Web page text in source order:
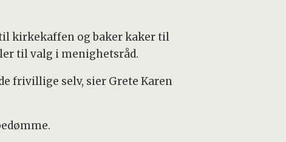
kirkekaffen og baker kaker til
til valg i menighetsråd.
frivillige selv, sier Grete Karen